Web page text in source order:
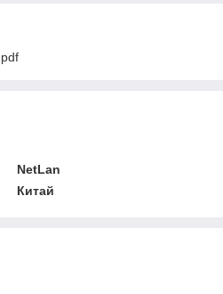
NetLan
Китай